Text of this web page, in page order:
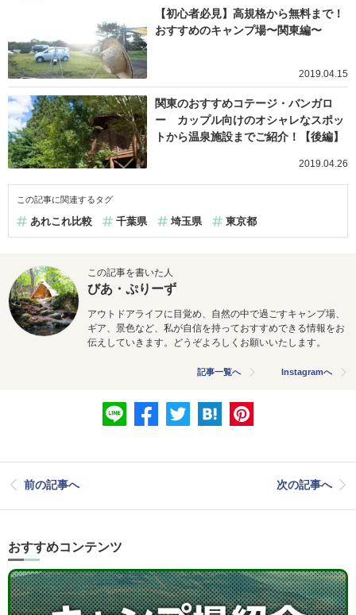
【初心者必見】高規格から無料まで！
おすすめのキャンプ場〜関東編〜
2019.04.15
関東のおすすめコテージ・バンガロ
ー カップル向けのオシャレなスポッ
トから温泉施設までご紹介！【後編】
2019.04.26
この記事に関連するタグ
あれこれ比較 千葉県 埼玉県 東京都
この記事を書いた人
びあ・ぷりーず
アウトドアライフに目覚め、自然の中で過ごすキャンプ場、
ギア、景色など、私が自信を持っておすすめできる情報をお
伝えしていきます。どうぞよろしくお願いいたします。
記事一覧へ Instagramへ
前の記事へ 次の記事へ
おすすめコンテンツ